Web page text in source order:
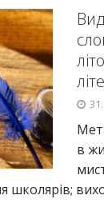
в
школярів;